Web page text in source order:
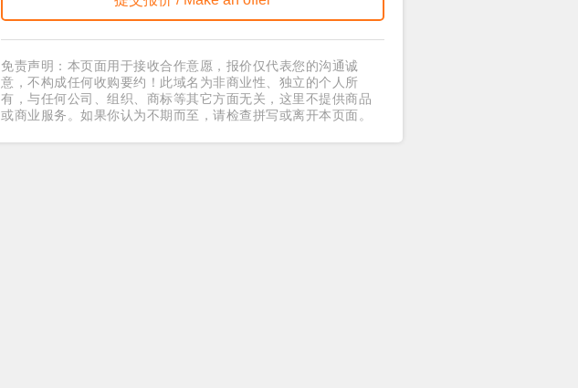
免责声明：本页面用于接收合作意愿，报价仅代表您的沟通诚
意，不构成任何收购要约！此域名为非商业性、独立的个人所
有，与任何公司、组织、商标等其它方面无关，这里不提供商品
或商业服务。如果你认为不期而至，请检查拼写或离开本页面。